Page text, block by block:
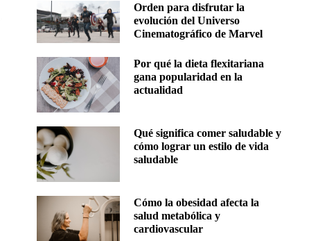
Orden para disfrutar la
evolución del Universo
Cinematográfico de Marvel
Por qué la dieta flexitariana
gana popularidad en la
actualidad
Qué significa comer saludable y
cómo lograr un estilo de vida
saludable
Cómo la obesidad afecta la
salud metabólica y
cardiovascular